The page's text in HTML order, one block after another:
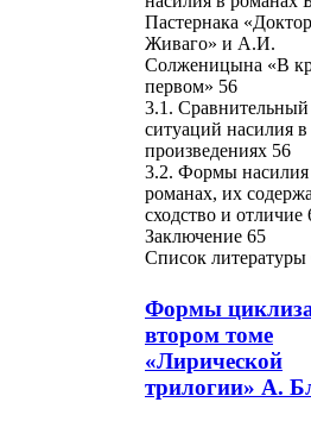
Пастернака «Доктор
Живаго» и А.И.
Солженицына «В
первом» 56
3.1. Сравнительный
ситуаций насилия
произведениях 56
3.2. Формы насилия
романах, их
сходство и отличие
Заключение 65
Список литературы
Формы
втором томе
«Лирической
трилогии» А.